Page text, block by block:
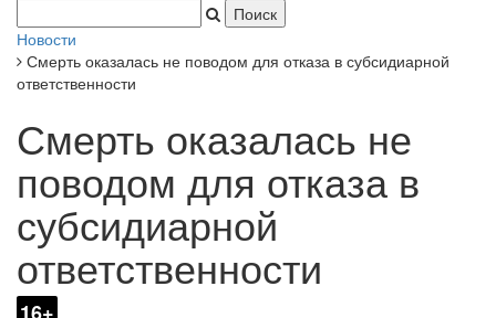
Новости
Смерть оказалась не поводом для отказа в субсидиарной
ответственности
Смерть оказалась не
поводом для отказа в
субсидиарной
ответственности